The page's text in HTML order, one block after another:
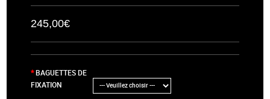
245,00€
BAGUETTES DE
FIXATION